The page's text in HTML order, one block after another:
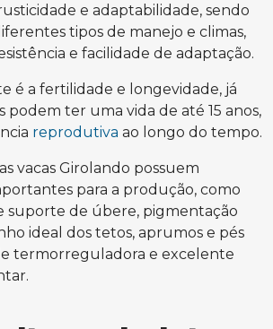
e adaptabilidade, sendo
tipos de manejo e climas,
e facilidade de adaptação.
é a fertilidade e longevidade, já
podem ter uma vida de até 15 anos,
reprodutiva ao longo do tempo.
vacas Girolando possuem
para a produção, como
suporte de úbere, pigmentação
ideal dos tetos, aprumos e pés
termorreguladora e excelente